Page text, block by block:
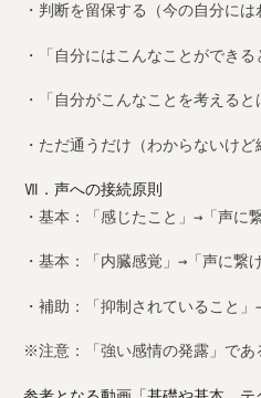
・判断を留保する（今の自分には
・「自分にはこんなことができる
・「自分がこんなことを考えると
・ただ通うだけ（わからないけ
Ⅶ．声への接続原則
・基本：「感じたこと」→「声に
・基本：「内臓感覚」→「声に繋げ
・補助：「抑制されていること」
※注意：「強い感情の発露」であ